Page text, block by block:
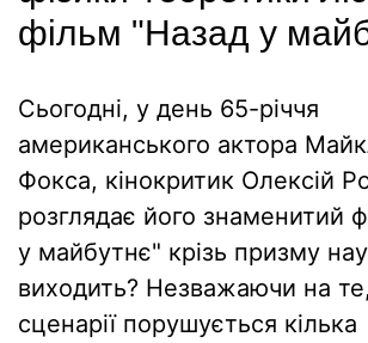
фільм "Назад у
Сьогодні, у день 65-річчя
американського актора
Фокса, кінокритик Олексій
розглядає його знаменитий
у майбутнє" крізь призму
виходить? Незважаючи на
сценарії порушується кілька